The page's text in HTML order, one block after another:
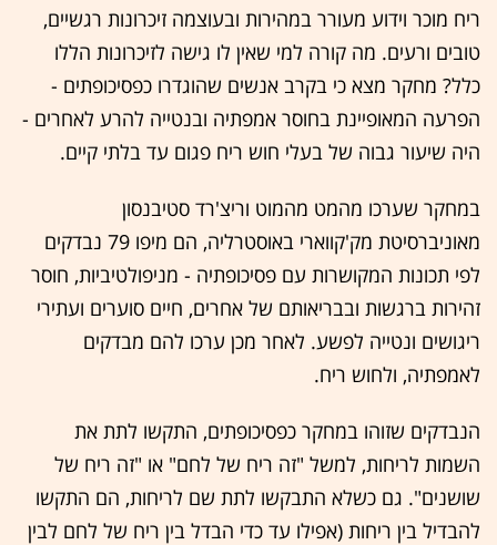
ריח מוכר וידוע מעורר במהירות ובעוצמה זיכרונות רגשיים,
טובים ורעים. מה קורה למי שאין לו גישה לזיכרונות הללו
כלל? מחקר מצא כי בקרב אנשים שהוגדרו כפסיכופתים -
הפרעה המאופיינת בחוסר אמפתיה ובנטייה להרע לאחרים -
היה שיעור גבוה של בעלי חוש ריח פגום עד בלתי קיים.
במחקר שערכו מהמט מהמוט וריצ'רד סטיבנסון
מאוניברסיטת מק'קווארי באוסטרליה, הם מיפו 79 נבדקים
לפי תכונות המקושרות עם פסיכופתיה - מניפולטיביות, חוסר
זהירות ברגשות ובבריאותם של אחרים, חיים סוערים ועתירי
ריגושים ונטייה לפשע. לאחר מכן ערכו להם מבדקים
לאמפתיה, ולחוש ריח.
הנבדקים שזוהו במחקר כפסיכופתים, התקשו לתת את
השמות לריחות, למשל "זה ריח של לחם" או "זה ריח של
שושנים". גם כשלא התבקשו לתת שם לריחות, הם התקשו
להבדיל בין ריחות (אפילו עד כדי הבדל בין ריח של לחם לבין